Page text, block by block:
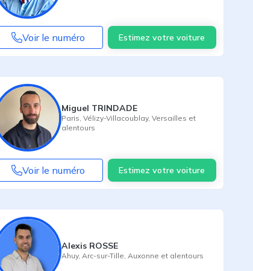
Voir le numéro Estimez votre voiture
Miguel TRINDADE
Paris ,Vélizy-Villacoublay,Versailles et
alentours
Voir le numéro Estimez votre voiture
Alexis ROSSE
Ahuy, Arc-sur-Tille Auxonne et alentours